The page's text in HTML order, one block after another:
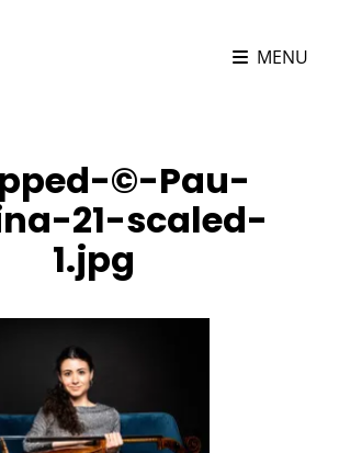
MENU
©️-Pau-
21-scaled-
1.jpg